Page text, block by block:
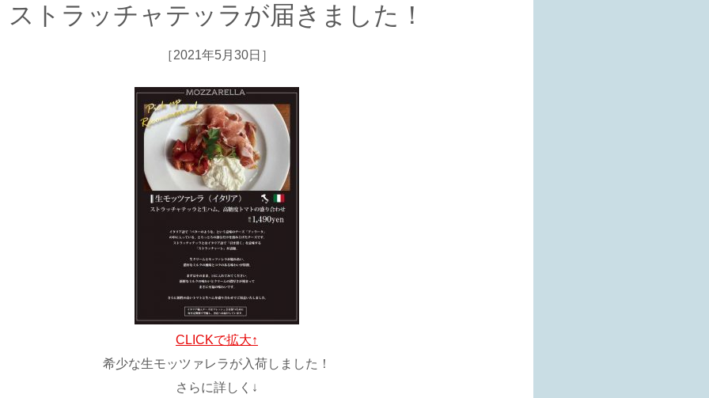
ストラッチャテッラが届きました！
［2021年5月30日］
CLICKで拡大↑
希少な生モッツァレラが入荷しました！
さらに詳しく↓